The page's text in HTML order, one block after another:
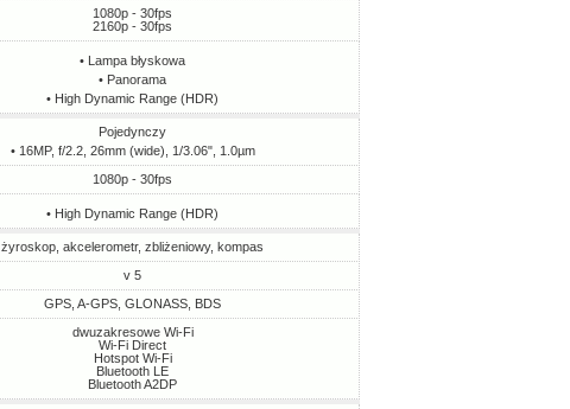
1080p - 30fps
2160p - 30fps
• Lampa błyskowa
• Panorama
• High Dynamic Range (HDR)
Pojedynczy
• 16MP, f/2.2, 26mm (wide), 1/3.06", 1.0µm
1080p - 30fps
• High Dynamic Range (HDR)
żyroskop, akcelerometr, zbliżeniowy, kompas
v 5
GPS, A-GPS, GLONASS, BDS
dwuzakresowe Wi-Fi
Wi-Fi Direct
Hotspot Wi-Fi
Bluetooth LE
Bluetooth A2DP